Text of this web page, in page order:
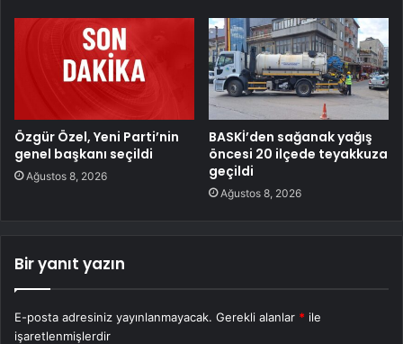
Özgür Özel, Yeni Parti’nin
genel başkanı seçildi
Ağustos 8, 2026
BASKİ’den sağanak yağış
öncesi 20 ilçede teyakkuza
geçildi
Ağustos 8, 2026
Bir yanıt yazın
E-posta adresiniz yayınlanmayacak. Gerekli alanlar * ile
işaretlenmişlerdir